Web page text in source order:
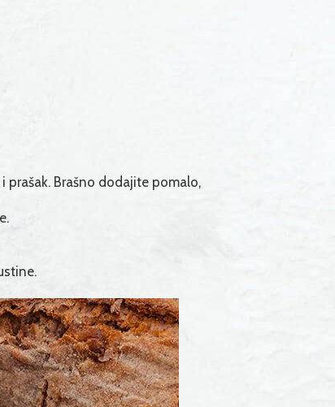
prašak. Brašno dodajite pomalo,